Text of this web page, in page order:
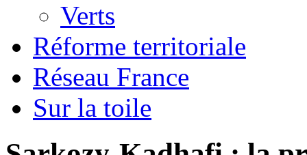
Verts
Réforme territoriale
Réseau France
Sur la toile